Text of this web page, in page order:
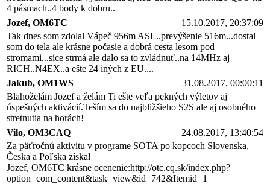
4 pásmach..4 body k dobru..
Jozef, OM6TC
15.10.2017, 20:37:09
Tak dnes som zdolal Vápeč 956m ASL..prevýšenie 516m...dostal
som do tela ale krásne počasie a dobrá cesta lesom pod
stromami...síce strmá ale dalo sa to zvládnuť..na 14MHz aj
RICH..N4EX..a ešte 24 iných z EU....
Jakub, OM1WS
31.08.2017, 00:00:11
Blahoželám Jozef a želám Ti ešte veľa pekných výletov aj
úspešných aktivácií.Teším sa do najbližšieho S2S ale aj osobného
stretnutia na horách!
Vilo, OM3CAQ
24.08.2017, 13:40:54
Za päťročnú aktivitu v programe SOTA po kopcoch Slovenska,
Česka a Poľska získal
Jozef, OM6TC krásne ocenenie:http://otc.cq.sk/index.php?
option=com_content&task=view&id=742&Itemid=1